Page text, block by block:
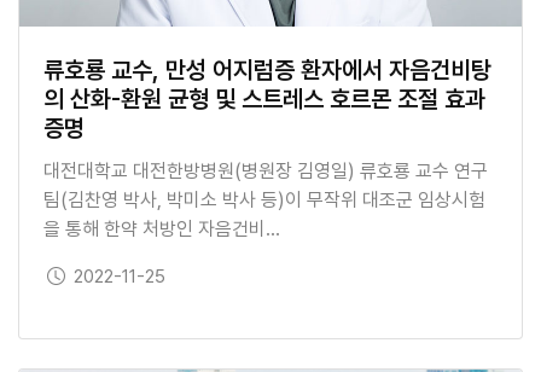
류호룡 교수, 만성 어지럼증 환자에서 자음건비탕
의 산화-환원 균형 및 스트레스 호르몬 조절 효과
증명
대전대학교 대전한방병원(병원장 김영일) 류호룡 교수 연구
팀(김찬영 박사, 박미소 박사 등)이 무작위 대조군 임상시험
을 통해 한약 처방인 자음건비…
보도일2022-11-25